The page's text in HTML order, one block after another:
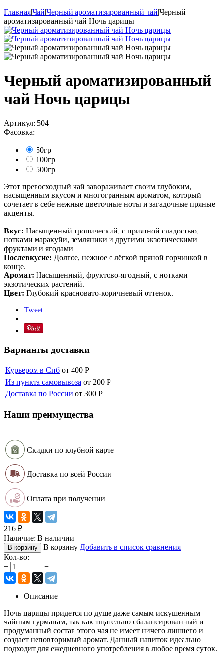
Главная|Чай|Черный ароматизированный чай|Черный
ароматизированный чай Ночь царицы
Черный ароматизированный
чай Ночь царицы
Артикул: 504
Фасовка:
50гр
100гр
500гр
Этот превосходный чай завораживает своим глубоким,
насыщенным вкусом и многогранным ароматом, который
сочетает в себе нежные цветочные ноты и загадочные пряные
акценты.
Вкус: Насыщенный тропический, с приятной сладостью,
нотками маракуйи, земляники и другими экзотическими
фруктами и ягодами.
Послевкусие: Долгое, нежное с лёгкой пряной горчинкой в
конце.
Аромат: Насыщенный, фруктово-ягодный, с нотками
экзотических растений.
Цвет: Глубокий красновато-коричневый оттенок.
Tweet
Варианты доставки
Курьером в Спб от 400 Р
Из пункта самовывоза от 200 Р
Доставка по России от 300 Р
Наши преимущества
Скидки по клубной карте
Доставка по всей России
Оплата при получении
216 ₽
Наличие: В наличии
В корзину В корзину Добавить в список сравнения
Кол-во:
+
−
Описание
Ночь царицы придется по душе даже самым искушенным
чайным гурманам, так как тщательно сбалансированный и
продуманный состав этого чая не имеет ничего лишнего и
создает неповторимый аромат. Данный напиток идеально
подходит для ежедневного употребления в любое время суток.